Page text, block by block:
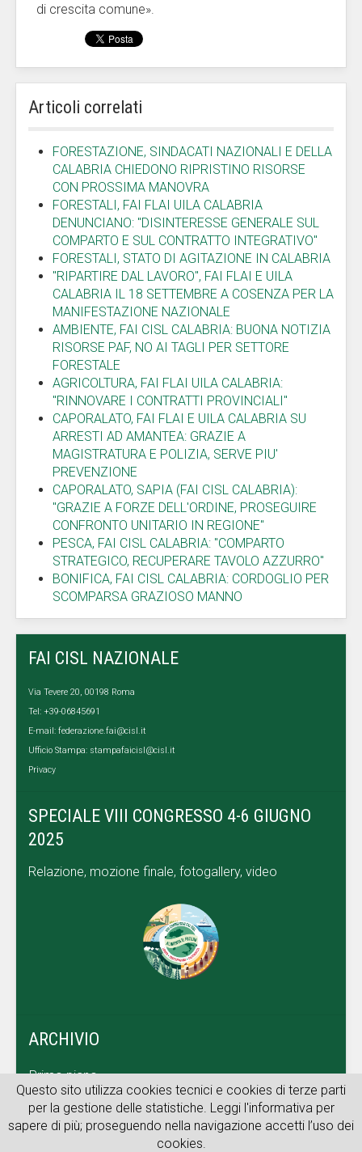
di crescita comune».
Articoli correlati
FORESTAZIONE, SINDACATI NAZIONALI E DELLA
CALABRIA CHIEDONO RIPRISTINO RISORSE
CON PROSSIMA MANOVRA
FORESTALI, FAI FLAI UILA CALABRIA
DENUNCIANO: "DISINTERESSE GENERALE SUL
COMPARTO E SUL CONTRATTO INTEGRATIVO"
FORESTALI, STATO DI AGITAZIONE IN CALABRIA
"RIPARTIRE DAL LAVORO", FAI FLAI E UILA
CALABRIA IL 18 SETTEMBRE A COSENZA PER LA
MANIFESTAZIONE NAZIONALE
AMBIENTE, FAI CISL CALABRIA: BUONA NOTIZIA
RISORSE PAF, NO AI TAGLI PER SETTORE
FORESTALE
AGRICOLTURA, FAI FLAI UILA CALABRIA:
"RINNOVARE I CONTRATTI PROVINCIALI"
CAPORALATO, FAI FLAI E UILA CALABRIA SU
ARRESTI AD AMANTEA: GRAZIE A
MAGISTRATURA E POLIZIA, SERVE PIU'
PREVENZIONE
CAPORALATO, SAPIA (FAI CISL CALABRIA):
"GRAZIE A FORZE DELL'ORDINE, PROSEGUIRE
CONFRONTO UNITARIO IN REGIONE"
PESCA, FAI CISL CALABRIA: "COMPARTO
STRATEGICO, RECUPERARE TAVOLO AZZURRO"
BONIFICA, FAI CISL CALABRIA: CORDOGLIO PER
SCOMPARSA GRAZIOSO MANNO
FAI CISL NAZIONALE
Via Tevere 20, 00198 Roma
Tel: +39-06845691
E-mail: federazione.fai@cisl.it
Ufficio Stampa: stampafaicisl@cisl.it
Privacy
SPECIALE VIII CONGRESSO 4-6 GIUGNO
2025
Relazione, mozione finale, fotogallery, video
ARCHIVIO
Primo piano
Dal territorio
Archivio web
Questo sito utilizza cookies tecnici e cookies di terze parti
per la gestione delle statistiche. Leggi l'informativa per
sapere di più; proseguendo nella navigazione accetti l’uso dei
cookies.